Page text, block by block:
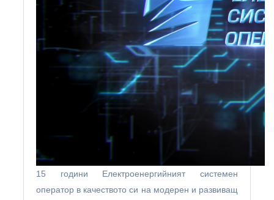
15 години Електроенергийният системен
оператор в качеството си на модерен и развиващ